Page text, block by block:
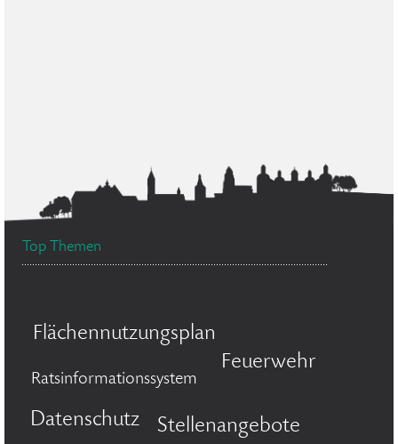
Top Themen
Flächennutzungsplan
Ratsinformationssystem
Feuerwehr
Datenschutz Stellenangebote